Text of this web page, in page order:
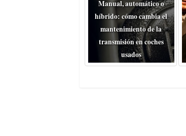
Manual, automático o
híbrido: cómo cambia el
mantenimiento de la
transmisión en coches
usados